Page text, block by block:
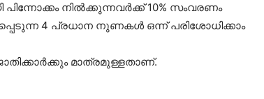
നിൽക്കുന്നവർക്ക് 10% സംവരണം
4 പ്രധാന നുണകൾ ഒന്ന് പരിശോധിക്കാം
മാത്രമുള്ളതാണ്.